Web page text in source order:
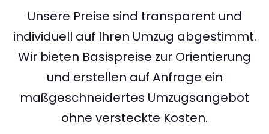
Unsere Preise sind transparent und
individuell auf Ihren Umzug abgestimmt.
Wir bieten Basispreise zur Orientierung
und erstellen auf Anfrage ein
maßgeschneidertes Umzugsangebot
ohne versteckte Kosten.